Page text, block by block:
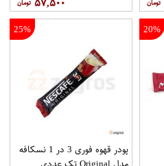
20%
25%
پودر قهوه فوری 3 در 1 نسکافه